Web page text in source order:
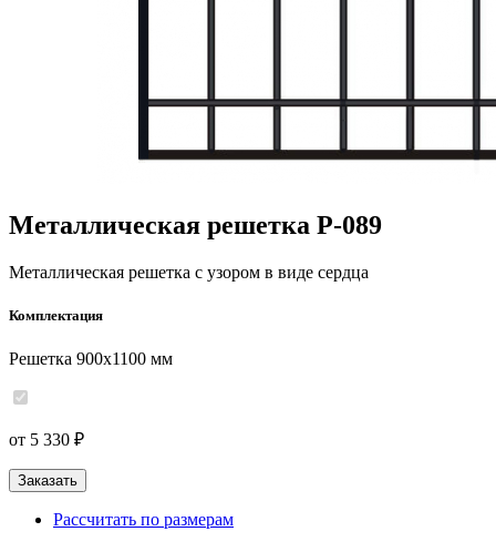
Металлическая решетка P-089
Металлическая решетка с узором в виде сердца
Комплектация
Решетка 900x1100 мм
от 5 330 ₽
Заказать
Рассчитать по размерам